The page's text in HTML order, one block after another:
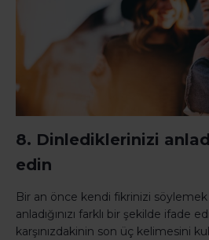
8. Dinlediklerinizi
edin
Bir an önce kendi fikrinizi
anladığınızı farklı bir şekilde ifade
karşınızdakinin son üç kelimesini